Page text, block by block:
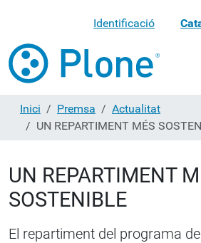
Identificació
Inici Premsa
Actualitat
UN REPARTIMENT MÉS
UN REPARTIMENT
SOSTENIBLE
El repartiment del programa